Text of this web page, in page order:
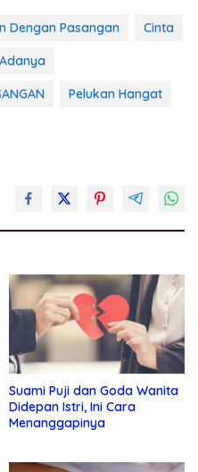
Dengan Pasangan Cinta
Pelukan Hangat
Suami Puji dan Goda Wanita
Didepan Istri, Ini Cara
Menanggapinya